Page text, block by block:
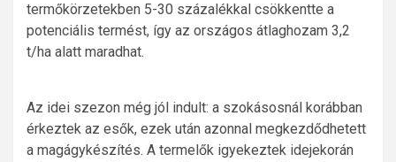
termőkörzetekben 5-30 százalékkal csökkentte a
potenciális termést, így az országos átlaghozam 3,2
t/ha alatt maradhat.
Az idei szezon még jól indult: a szokásosnál korábban
érkeztek az esők, ezek után azonnal megkezdődhetett
a magágykészítés. A termelők igyekeztek idejekorán